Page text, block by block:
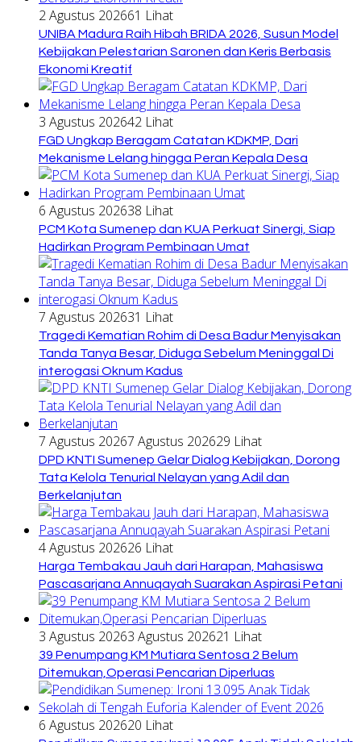
2 Agustus 202661 Lihat
UNIBA Madura Raih Hibah BRIDA 2026, Susun Model
Kebijakan Pelestarian Saronen dan Keris Berbasis
Ekonomi Kreatif
3 Agustus 202642 Lihat
FGD Ungkap Beragam Catatan KDKMP, Dari
Mekanisme Lelang hingga Peran Kepala Desa
6 Agustus 202638 Lihat
PCM Kota Sumenep dan KUA Perkuat Sinergi, Siap
Hadirkan Program Pembinaan Umat
7 Agustus 202631 Lihat
Tragedi Kematian Rohim di Desa Badur Menyisakan
Tanda Tanya Besar, Diduga Sebelum Meninggal Di
interogasi Oknum Kadus
7 Agustus 20267 Agustus 202629 Lihat
DPD KNTI Sumenep Gelar Dialog Kebijakan, Dorong
Tata Kelola Tenurial Nelayan yang Adil dan
Berkelanjutan
4 Agustus 202626 Lihat
Harga Tembakau Jauh dari Harapan, Mahasiswa
Pascasarjana Annuqayah Suarakan Aspirasi Petani
3 Agustus 20263 Agustus 202621 Lihat
39 Penumpang KM Mutiara Sentosa 2 Belum
Ditemukan,Operasi Pencarian Diperluas
6 Agustus 202620 Lihat